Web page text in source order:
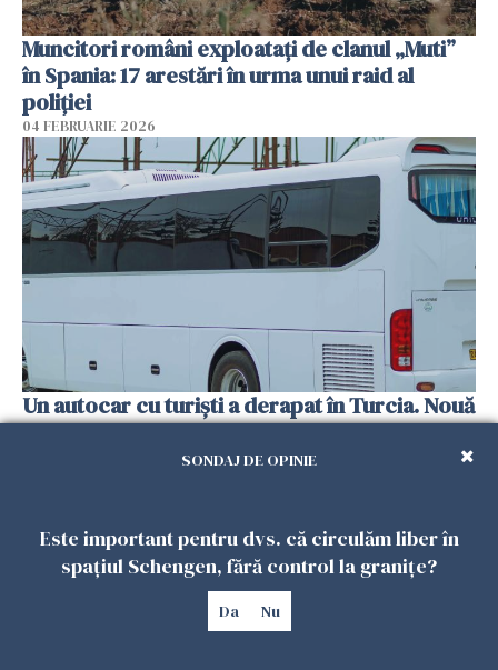
Muncitori români exploatați de clanul „Muti”
în Spania: 17 arestări în urma unui raid al
poliției
04 FEBRUARIE 2026
Un autocar cu turiști a derapat în Turcia. Nouă
persoane au murit
SONDAJ DE OPINIE
Este important pentru dvs. că circulăm liber în
spațiul Schengen, fără control la granițe?
Da Nu